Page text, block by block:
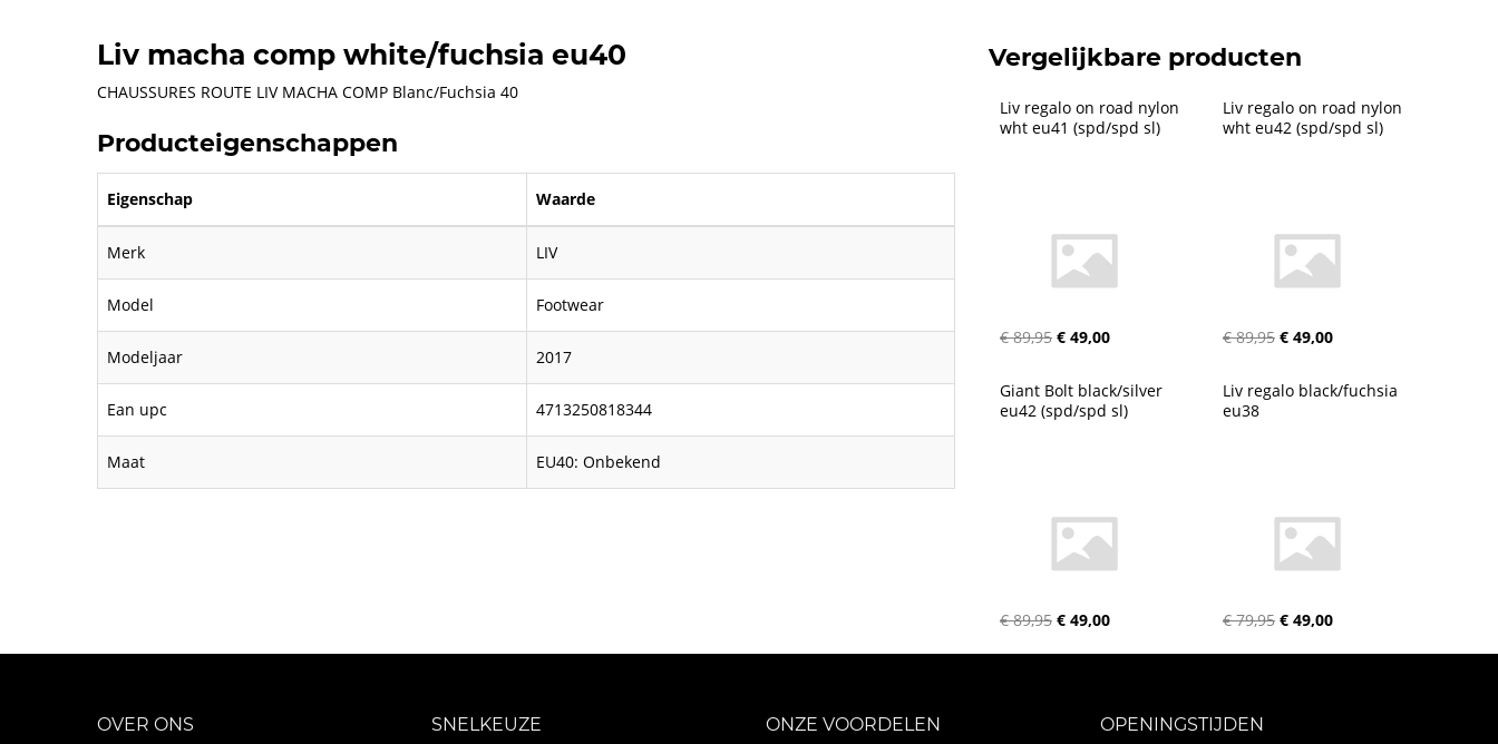
Liv macha comp white/fuchsia eu40
CHAUSSURES ROUTE LIV MACHA COMP Blanc/Fuchsia 40
Producteigenschappen
Eigenschap Waarde
Merk LIV
Model Footwear
Modeljaar 2017
Ean upc 4713250818344
Maat EU40: Onbekend
Vergelijkbare producten
Liv regalo on road nylon
wht eu41 (spd/spd sl)
€ 89,95 € 49,00
Liv regalo on road nylon
wht eu42 (spd/spd sl)
€ 89,95 € 49,00
Giant Bolt black/silver
eu42 (spd/spd sl)
€ 89,95 € 49,00
Liv regalo black/fuchsia
eu38
€ 79,95 € 49,00
OVER ONS SNELKEUZE ONZE VOORDELEN OPENINGSTIJDEN